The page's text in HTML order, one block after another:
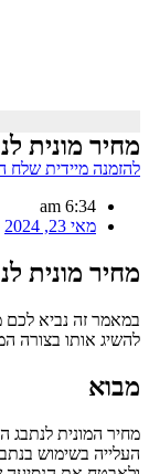
מחיר מונית
להזמנה מיידית שלח
6:34 am
מאי 23, 2024
מחיר מונית
במאמר זה נביא לכם
להשיג אותו בצורה
מבוא
מחיר המונית לנתבג
העלייה בשימוש